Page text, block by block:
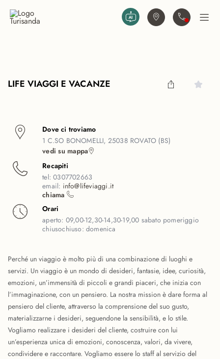
Trova agenziaContattaciApri
LIFE VIAGGI E VACANZE
Dove ci troviamo
1 C.SO BONOMELLI, 25038 ROVATO (BS)
vedi su mappa
Recapiti
tel:0307702663
email: info@lifeviaggi.it
chiama
Orari
aperto: 09,00-12,30-14,30-19,00 sabato pomeriggio
chiusochiuso:domenica
Perché un viaggio è molto più di una combinazione di luoghi e
servizi. Un viaggio è un mondo di desideri, fantasie, idee, curiosità,
emozioni, un’immensità di piccoli e grandi piaceri, che inizia con
l’immaginazione, con un pensiero. La nostra mission è dare forma al
pensiero del cliente, attraverso la comprensione del suo gusto,
materializzarne i desideri, seguendone la sensibilità, e lo stile.
Vogliamo realizzare i desideri del cliente, costruire con lui
un’esperienza unica di emozioni, conoscenza, valori, da vivere,
condividere e raccontare. Vogliamo essere lo staff al servizio del